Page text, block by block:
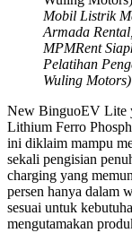
Mobil Listrik
Armada
MPMRent
Pelatihan
Wuling Motors)
New BinguoEV Lite
Lithium Ferro
ini diklaim mampu
sekali pengisian
charging yang
persen hanya dalam
sesuai untuk
mengutamakan